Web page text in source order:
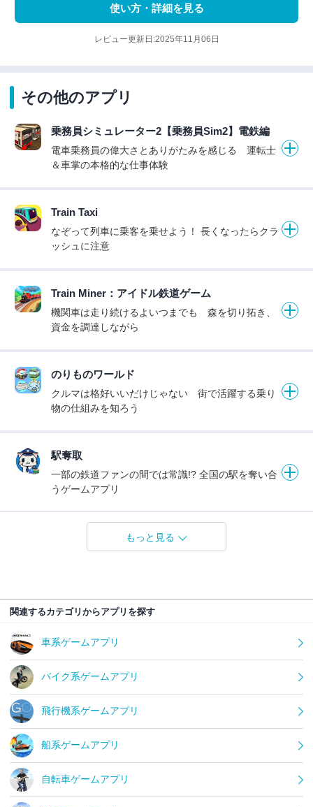
使い方・詳細を見る
レビュー更新日:2025年11月06日
その他のアプリ
乗務員シミュレーター2【乗務員Sim2】電鉄編
電車乗務員の偉大さとありがたみを感じる 運転士
＆車掌の本格的な仕事体験
Train Taxi
なぞって列車に乗客を乗せよう！ 長くなったらクラ
ッシュに注意
Train Miner：アイドル鉄道ゲーム
機関車は走り続けるよいつまでも 森を切り拓き、
資金を調達しながら
のりものワールド
クルマは格好いいだけじゃない 街で活躍する乗り
物の仕組みを知ろう
駅奪取
一部の鉄道ファンの間では常識!? 全国の駅を奪い合
うゲームアプリ
もっと見る
関連するカテゴリからアプリを探す
車系ゲームアプリ
バイク系ゲームアプリ
飛行機系ゲームアプリ
船系ゲームアプリ
自転車ゲームアプリ